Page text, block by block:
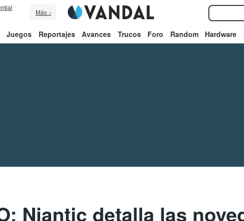
Más ↓
Juegos Reportajes Avances Trucos Foro Random Hardware
Niantic detalla las